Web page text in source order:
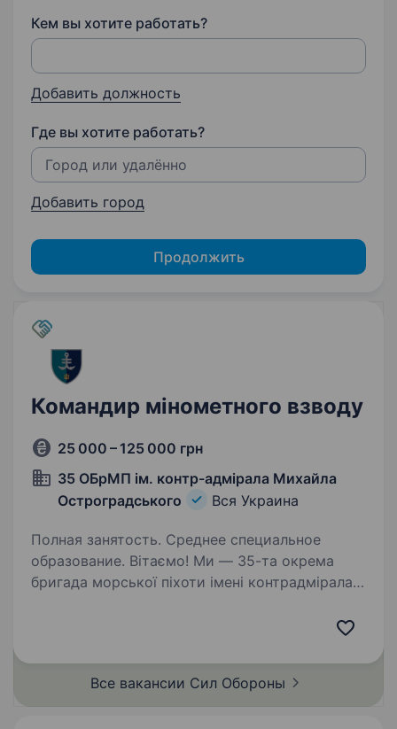
Кем вы хотите работать?
Добавить должность
Где вы хотите работать?
Добавить город
Продолжить
Командир мінометного взводу
25 000 – 125 000 грн
35 ОБрМП ім. контр-адмірала Михайла
Остроградського
Вся Украина
Полная занятость. Среднее специальное
образование. Вітаємо! Ми — 35-та окрема
бригада морської піхоти імені контрадмірала
захисників України, що стоять на передовій
ти прагнеш служити…
Все вакансии Сил Обороны